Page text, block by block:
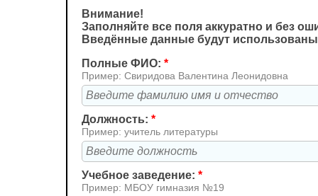
Внимание!
Заполняйте все поля аккуратно и без
Введённые данные будут
Полные ФИО: *
Пример: Свиридова Валентина Леонидовна
Должность: *
Пример: учитель литературы
Учебное заведение: *
Пример: МБОУ гимназия №19